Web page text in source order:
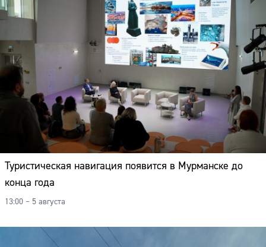
Туристическая навигация появится в Мурманске до
конца года
13:00 – 5 августа